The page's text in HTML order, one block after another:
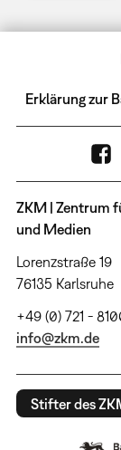
Erklärung zur
ZKM | Zentrum
und Medien
Lorenzstraße 19
76135 Karlsruhe
+49 (0) 721 -
info@zkm.de
Stifter des